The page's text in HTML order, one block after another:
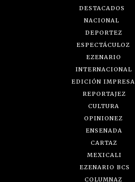
DESTACADOS
NACIONAL
DEPORTEZ
ESPECTÁCULOZ
EZENARIO
INTERNACIONAL
EDICIÓN IMPRESA
REPORTAJEZ
CULTURA
OPINIONEZ
ENSENADA
CARTAZ
MEXICALI
EZENARIO BCS
COLUMNAZ